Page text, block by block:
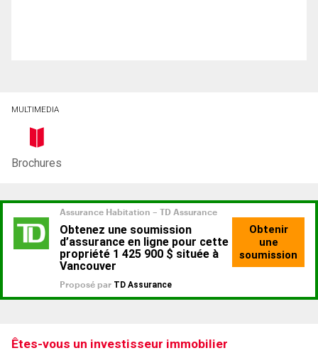
MULTIMEDIA
Brochures
Êtes-vous un investisseur immobilier